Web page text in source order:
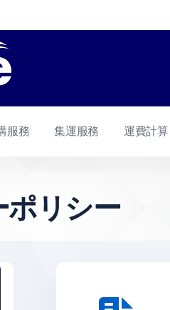
服務 集運服務 運費計算
ポリシー